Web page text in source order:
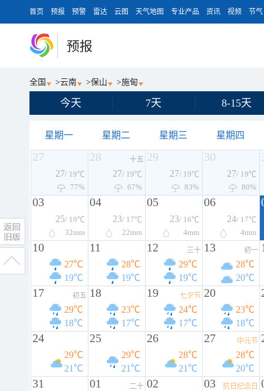
首页 预报 预警 雷达 云图 天气地图 专业产品 资讯 视频 节气
预报
全国 >云南 >保山 >施甸
今天 7天 8-15天
星期一 星期二 星期三 星期四
27
27/ 19℃
77%
28 十五
27/ 19℃
67%
29
27/ 19℃
83%
30
27/ 19℃
80%
03
25/ 19℃
32mm
04
23/ 17℃
22mm
05
23/ 16℃
4mm
06
24/ 17℃
4mm
10
27℃
19℃
11
28℃
19℃
12 三十
29℃
19℃
13 初一
28℃
20℃
17 初五
29℃
18℃
18
23℃
17℃
19 七夕节
24℃
17℃
20
23℃
18℃
24
29℃
21℃
25
29℃
21℃
26
28℃
21℃
27 中元节
28℃
20℃
31 01 二十 02 03 抗日纪念日